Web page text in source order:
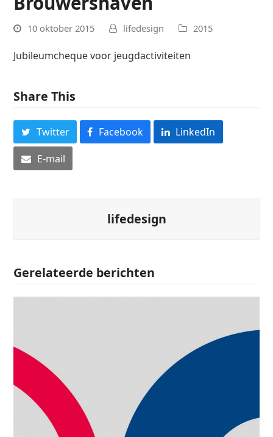
10 oktober 2015 lifedesign 2015
Jubileumcheque voor jeugdactiviteiten
Share This
Twitter Facebook
LinkedIn
E-mail
lifedesign
Gerelateerde berichten